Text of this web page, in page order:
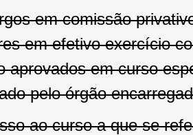
em comissão
em efetivo exercício
aprovados em curso
pelo órgão
ao curso a que se